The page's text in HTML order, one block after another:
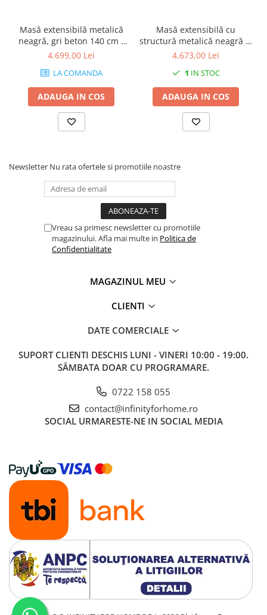
Masă extensibilă metalică
neagră, gri beton 140 cm -
EMMA
4.699,00 Lei
LA COMANDA
ADAUGA IN COS
Masă extensibilă cu
structură metalică neagră și
blat gri beton - HORTEN
4.673,00 Lei
1 IN STOC
ADAUGA IN COS
Newsletter Nu rata ofertele si promotiile noastre
Vreau sa primesc newsletter cu promotiile
magazinului. Afla mai multe in Politica de
Confidentialitate
MAGAZINUL MEU
CLIENTI
DATE COMERCIALE
SUPORT CLIENTI DESCHIS LUNI - VINERI 10:00 - 19:00.
SÂMBATA DOAR CU PROGRAMARE.
0722 158 055
contact@infinityforhome.ro
SOCIAL URMARESTE-NE IN SOCIAL MEDIA